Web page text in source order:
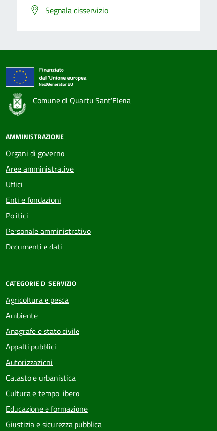
Segnala disservizio
Comune di Quartu Sant'Elena
AMMINISTRAZIONE
Organi di governo
Aree amministrative
Uffici
Enti e fondazioni
Politici
Personale amministrativo
Documenti e dati
CATEGORIE DI SERVIZIO
Agricoltura e pesca
Ambiente
Anagrafe e stato civile
Appalti pubblici
Autorizzazioni
Catasto e urbanistica
Cultura e tempo libero
Educazione e formazione
Giustizia e sicurezza pubblica